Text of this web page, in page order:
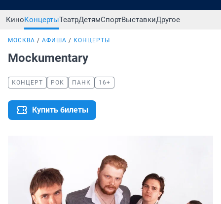
КиноКонцертыТеатрДетямСпортВыставкиДругое
МОСКВА АФИША КОНЦЕРТЫ
Mockumentary
КОНЦЕРТ РОК ПАНК 16+
Купить билеты